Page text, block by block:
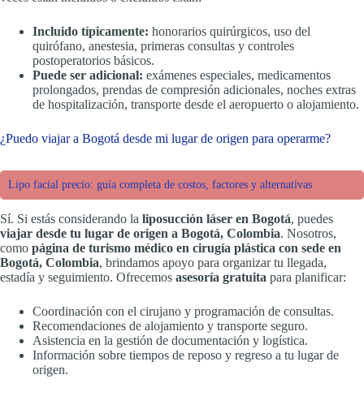
Incluido típicamente: honorarios quirúrgicos, uso del
quirófano, anestesia, primeras consultas y controles
postoperatorios básicos.
Puede ser adicional: exámenes especiales, medicamentos
prolongados, prendas de compresión adicionales, noches extras
de hospitalización, transporte desde el aeropuerto o alojamiento.
¿Puedo viajar a Bogotá desde mi lugar de origen para operarme?
Lipo facial precio: guía completa de costos, factores y alternativas
Sí. Si estás considerando la liposucción láser en Bogotá, puedes
viajar desde tu lugar de origen a Bogotá, Colombia. Nosotros,
como página de turismo médico en cirugía plástica con sede en
Bogotá, Colombia, brindamos apoyo para organizar tu llegada,
estadía y seguimiento. Ofrecemos asesoría gratuita para planificar:
Coordinación con el cirujano y programación de consultas.
Recomendaciones de alojamiento y transporte seguro.
Asistencia en la gestión de documentación y logística.
Información sobre tiempos de reposo y regreso a tu lugar de
origen.